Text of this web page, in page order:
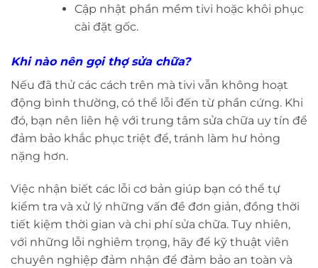
Cập nhật phần mềm tivi hoặc khôi phục
cài đặt gốc.
Khi nào nên gọi thợ sửa chữa?
Nếu đã thử các cách trên mà tivi vẫn không hoạt
động bình thường, có thể lỗi đến từ phần cứng. Khi
đó, bạn nên liên hệ với trung tâm sửa chữa uy tín để
đảm bảo khắc phục triệt để, tránh làm hư hỏng
nặng hơn.
Việc nhận biết các lỗi cơ bản giúp bạn có thể tự
kiểm tra và xử lý những vấn đề đơn giản, đồng thời
tiết kiệm thời gian và chi phí sửa chữa. Tuy nhiên,
với những lỗi nghiêm trọng, hãy để kỹ thuật viên
chuyên nghiệp đảm nhận để đảm bảo an toàn và